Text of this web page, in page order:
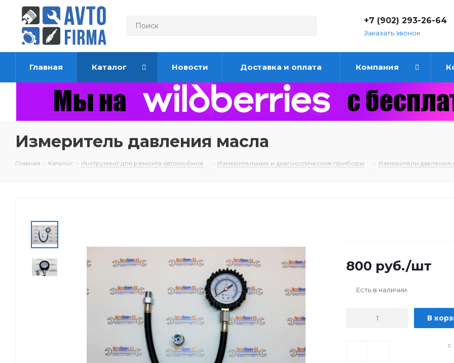
+7 (902) 293-26-64
Заказать звонок
Главная Каталог Новости Доставка и оплата Компания
Измеритель давления масла
Главная - Каталог - Инструмент для ремонта автомобиля - Измерительные и диагностические приборы - Измерители
800 руб./шт
Есть в наличии
В
с